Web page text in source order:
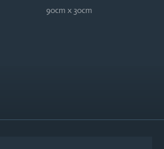
90cm x 30cm